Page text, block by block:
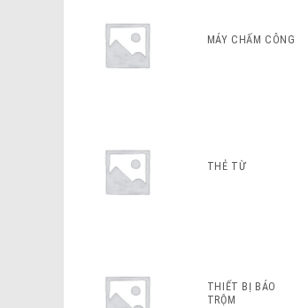
MÁY CHẤM CÔNG
THẺ TỪ
THIẾT BỊ BÁO
TRỘM